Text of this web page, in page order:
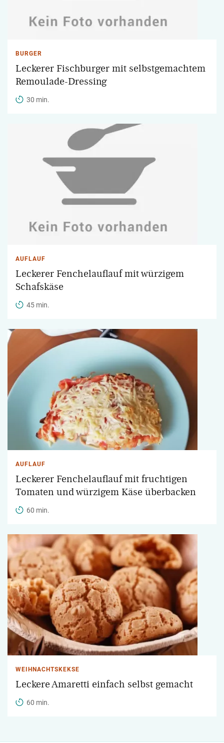
BURGER
Leckerer Fischburger mit selbstgemachtem
Remoulade-Dressing
30 min.
AUFLAUF
Leckerer Fenchelauflauf mit würzigem
Schafskäse
45 min.
AUFLAUF
Leckerer Fenchelauflauf mit fruchtigen
Tomaten und würzigem Käse überbacken
60 min.
WEIHNACHTSKEKSE
Leckere Amaretti einfach selbst gemacht
60 min.